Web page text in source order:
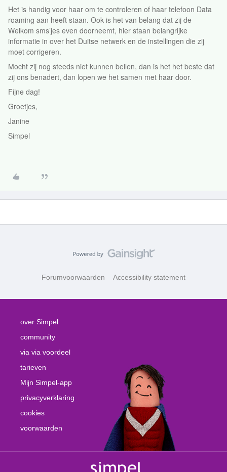
Het is handig voor haar om te controleren of haar telefoon Data
roaming aan heeft staan. Ook is het van belang dat zij de
Welkom sms’jes even doorneemt, hier staan belangrijke
informatie in over het Duitse netwerk en de instellingen die zij
moet corrigeren.
Mocht zij nog steeds niet kunnen bellen, dan is het het beste dat
zij ons benadert, dan lopen we het samen met haar door.
Fijne dag!
Groetjes,
Janine
Simpel
Forumvoorwaarden Accessibility statement
over Simpel
community
via via voordeel
tarieven
Mijn Simpel-app
privacyverklaring
cookies
voorwaarden